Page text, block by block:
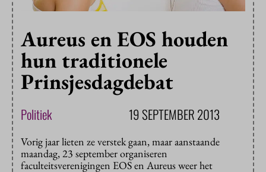
Aureus en EOS houden
hun traditionele
Prinsjesdagdebat
Politiek 19 SEPTEMBER 2013
Vorig jaar lieten ze verstek gaan, maar aanstaande
maandag, 23 september organiseren
faculteitsverenigingen EOS en Aureus weer het